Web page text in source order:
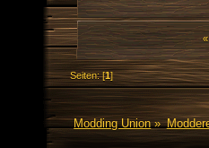
Seiten: [1]
Modding Union»